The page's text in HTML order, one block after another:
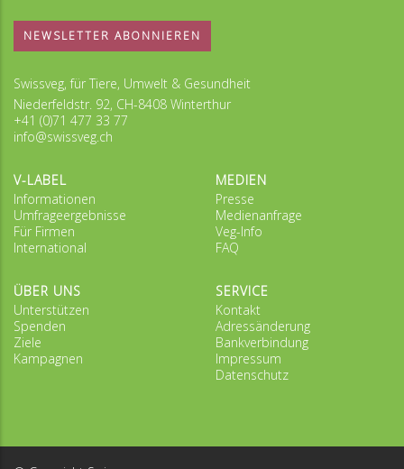
NEWSLETTER ABONNIEREN
Swissveg, für Tiere, Umwelt & Gesundheit
Niederfeldstr. 92, CH-8408 Winterthur
+41 (0)71 477 33 77
info@swissveg.ch
V-LABEL
Informationen
Umfrageergebnisse
Für Firmen
International
MEDIEN
Presse
Medienanfrage
Veg-Info
FAQ
ÜBER UNS
Unterstützen
Spenden
Ziele
Kampagnen
SERVICE
Kontakt
Adressänderung
Bankverbindung
Impressum
Datenschutz